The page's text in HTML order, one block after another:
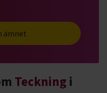
ämnet
Teckning i